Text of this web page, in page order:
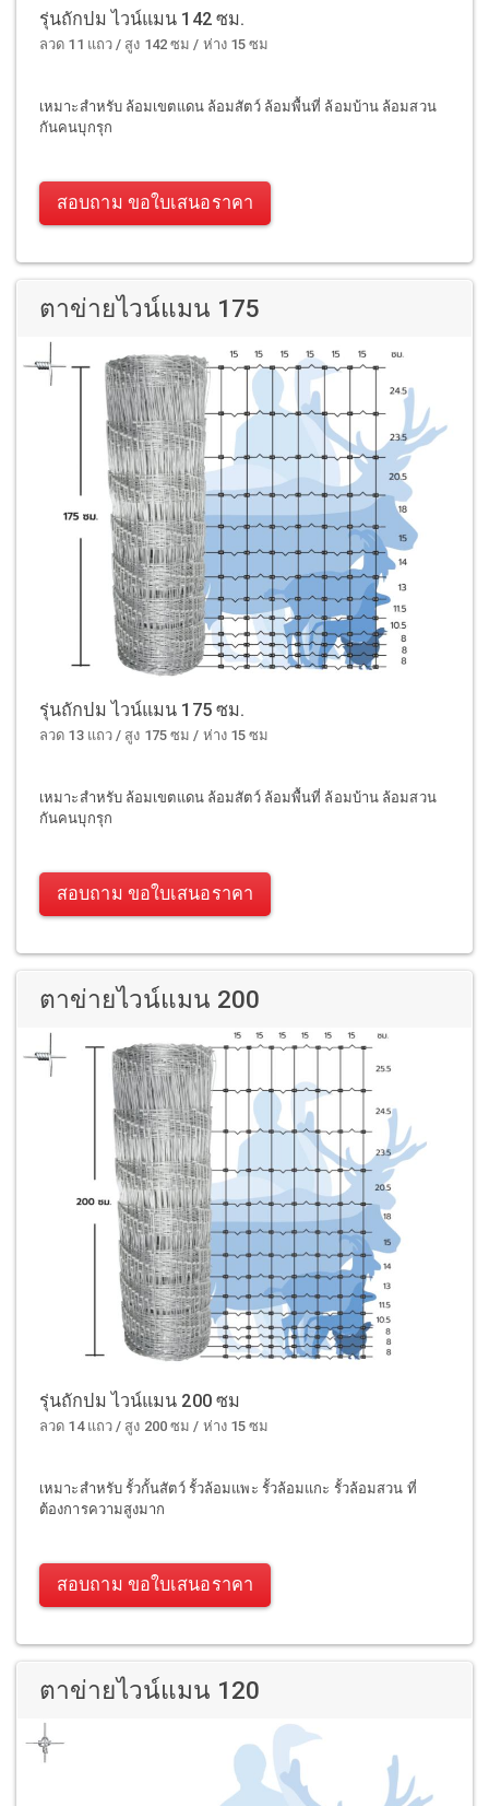
รุ่นถักปม ไวน์แมน 142 ซม.
ลวด 11 แถว / สูง 142 ซม / ห่าง 15 ซม
เหมาะสำหรับ ล้อมเขตแดน ล้อมสัตว์ ล้อมพื้นที่ ล้อมบ้าน ล้อมสวน
กันคนบุกรุก
สอบถาม ขอใบเสนอราคา
ตาข่ายไวน์แมน 175
รุ่นถักปม ไวน์แมน 175 ซม.
ลวด 13 แถว / สูง 175 ซม / ห่าง 15 ซม
เหมาะสำหรับ ล้อมเขตแดน ล้อมสัตว์ ล้อมพื้นที่ ล้อมบ้าน ล้อมสวน
กันคนบุกรุก
สอบถาม ขอใบเสนอราคา
ตาข่ายไวน์แมน 200
รุ่นถักปม ไวน์แมน 200 ซม
ลวด 14 แถว / สูง 200 ซม / ห่าง 15 ซม
เหมาะสำหรับ รั้วกั้นสัตว์ รั้วล้อมแพะ รั้วล้อมแกะ รั้วล้อมสวน ที่
ต้องการความสูงมาก
สอบถาม ขอใบเสนอราคา
ตาข่ายไวน์แมน 120